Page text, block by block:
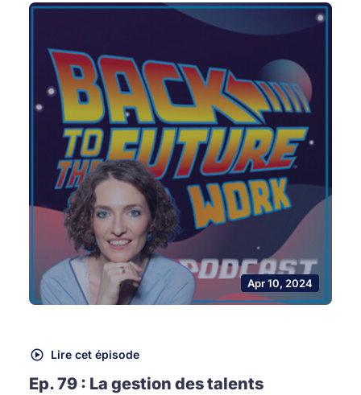
Apr 10, 2024
Lire cet épisode
Ep. 79 : La gestion des talents